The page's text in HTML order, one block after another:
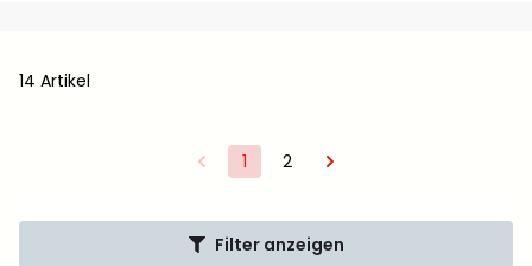
14 Artikel
1 2
Filter anzeigen